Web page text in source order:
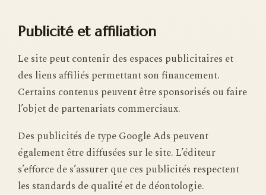
Publicité et affiliation
Le site peut contenir des espaces publicitaires et
des liens affiliés permettant son financement.
Certains contenus peuvent être sponsorisés ou faire
l’objet de partenariats commerciaux.
Des publicités de type Google Ads peuvent
également être diffusées sur le site. L’éditeur
s’efforce de s’assurer que ces publicités respectent
les standards de qualité et de déontologie.